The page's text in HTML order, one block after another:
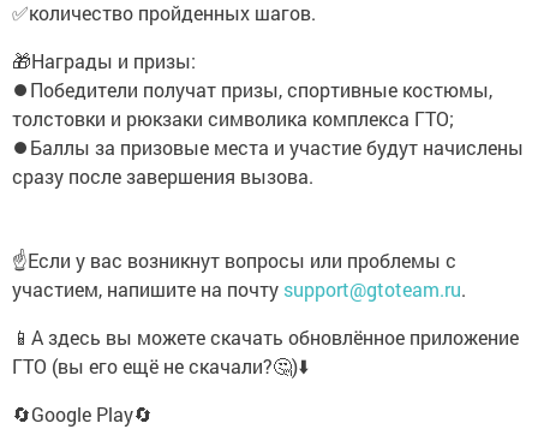
✅количество пройденных шагов.
🎁Награды и призы:
⏺Победители получат призы, спортивные костюмы,
толстовки и рюкзаки символика комплекса ГТО;
⏺Баллы за призовые места и участие будут начислены
сразу после завершения вызова.
☝️Если у вас возникнут вопросы или проблемы с
участием, напишите на почту support@gtoteam.ru.
📱А здесь вы можете скачать обновлённое приложение
ГТО (вы его ещё не скачали?🤔)⬇️
🔄Google Play🔄